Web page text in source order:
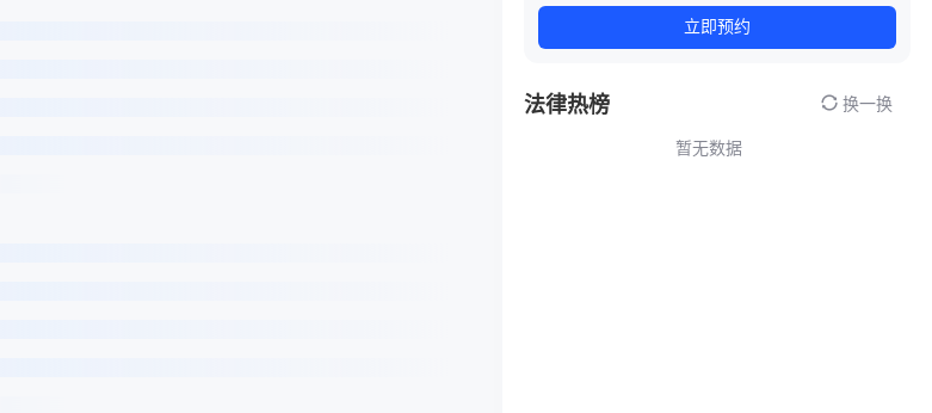
立即预约
法律热榜 换一换
暂无数据